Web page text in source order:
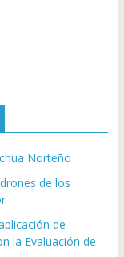
Norteño
de los
de
la Evaluación de